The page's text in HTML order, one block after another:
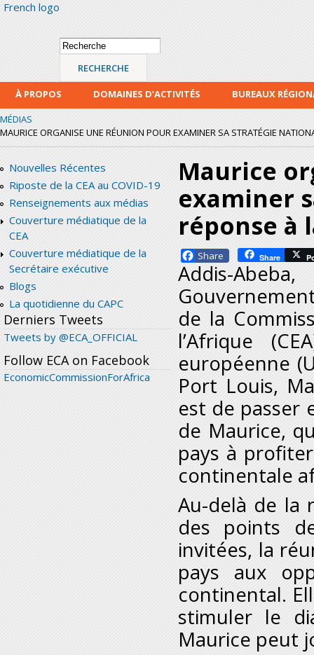
French logo
Formulaire de
recherche
Recherche
À PROPOS DOMAINES D’ACTIVITÉS
BUREAUX
MÉDIAS
MAURICE ORGANISE UNE RÉUNION POUR EXAMINER SA STRATÉGIE
Nouvelles Récentes
Riposte de la CEA au COVID-19
Renseignements aux médias
Couverture médiatique de la
CEA
Couverture médiatique de la
Secrétaire exécutive
Blogs
La quotidienne du CAPC
Derniers Tweets
Tweets by @ECA_OFFICIAL
Follow ECA on Facebook
EconomicCommissionForAfrica
Maurice
examiner
réponse à
Facebook Share
Addis-
de la
l’Afrique
européenne
Port Louis,
est de passer
de Maurice,
pays à
continentale
Au-delà de la
des points
invitées, la
pays aux
continental.
stimuler le
Maurice peut